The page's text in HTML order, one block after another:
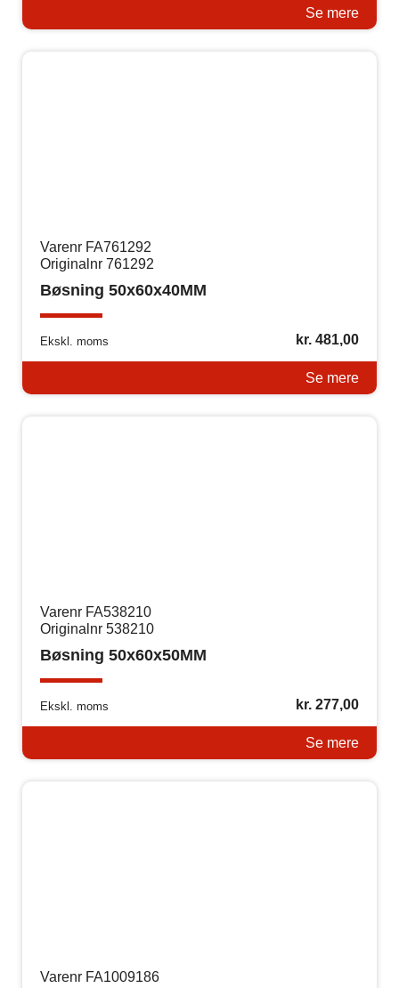
Se mere
Varenr FA761292
Originalnr 761292
Bøsning 50x60x40MM
Ekskl. moms kr.481,00
Se mere
Varenr FA538210
Originalnr 538210
Bøsning 50x60x50MM
Ekskl. moms kr.277,00
Se mere
Varenr FA1009186